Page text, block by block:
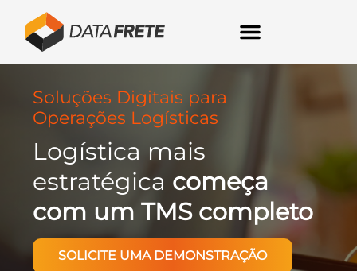
Soluções Digitais para
Operações Logísticas
Logística mais
estratégica começa
com um TMS completo
SOLICITE UMA DEMONSTRAÇÃO